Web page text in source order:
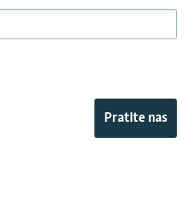
Pratite nas